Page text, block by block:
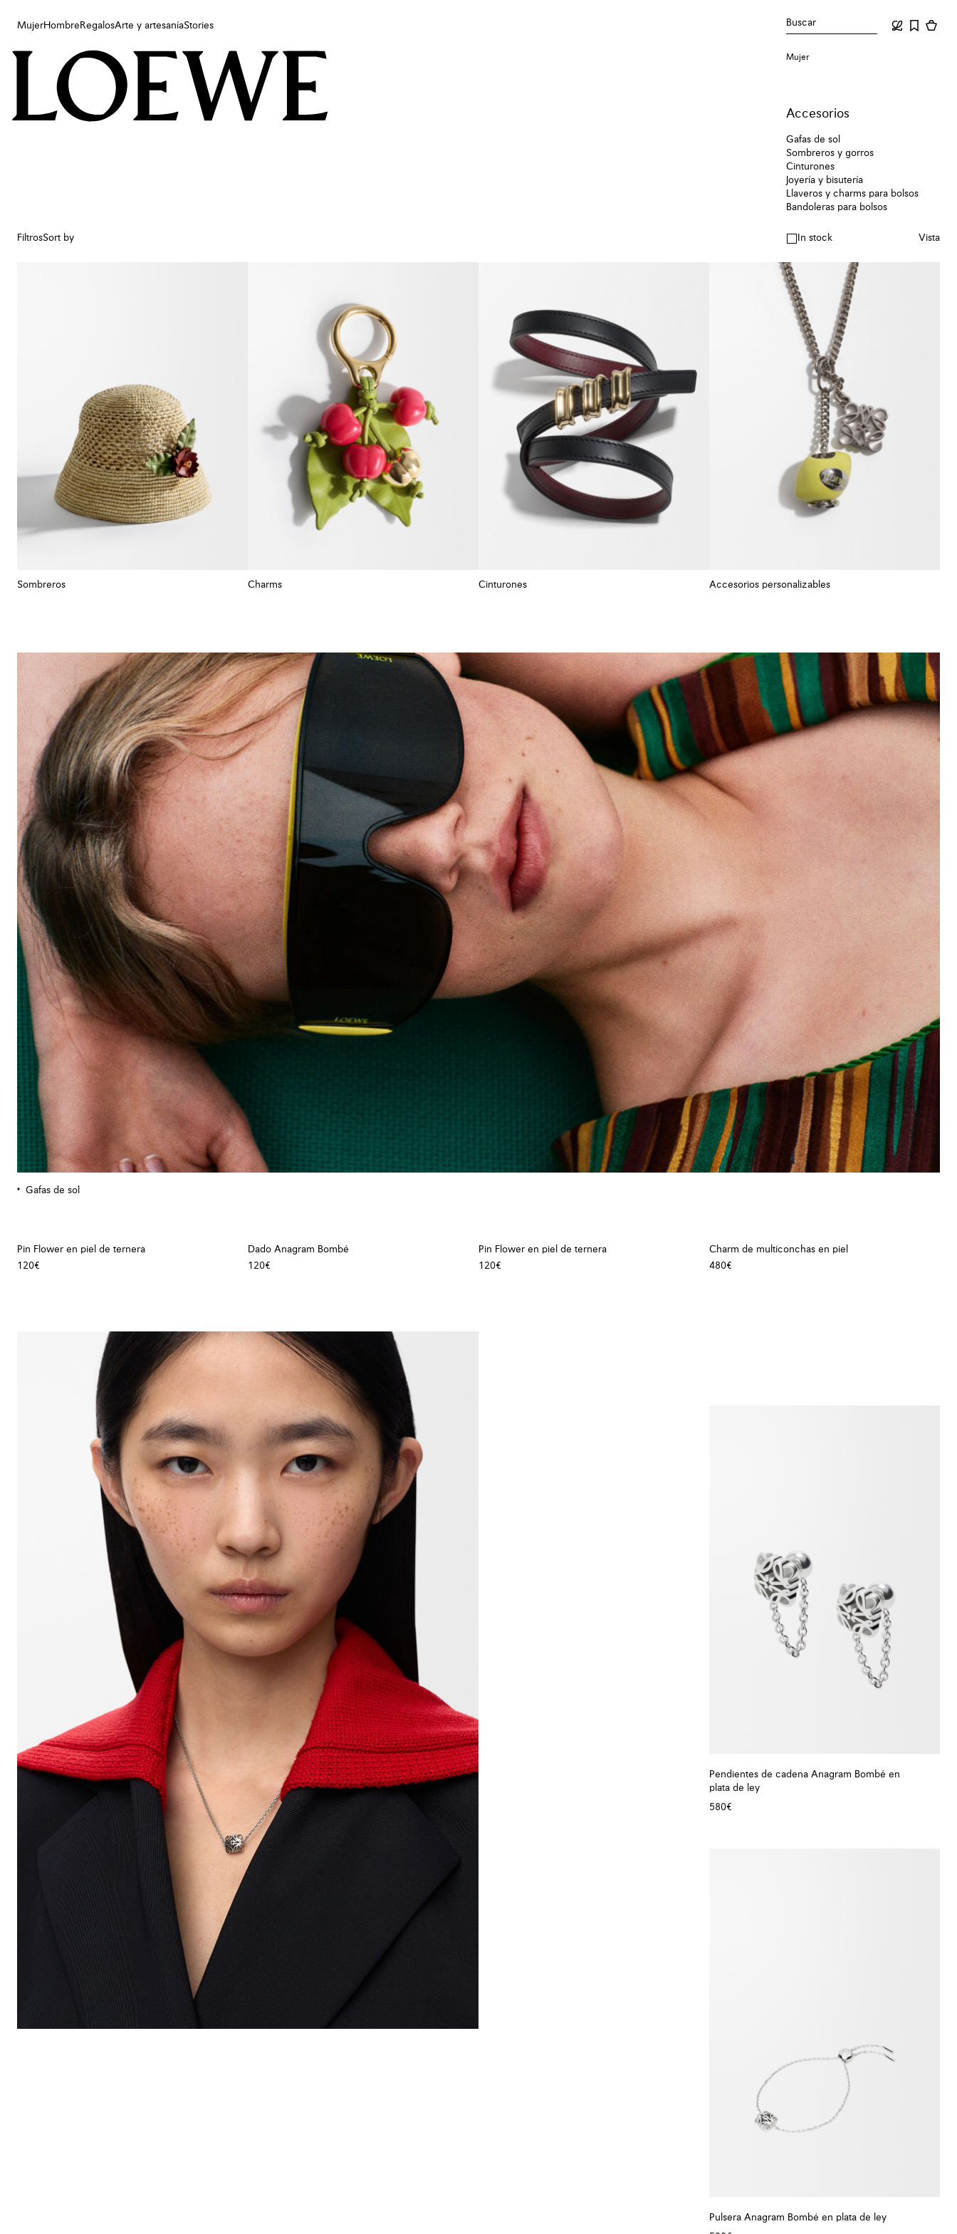
MujerHombre RegalosArte y artesaníaStories Buscar
Mujer
Arte y artesanía
Mujer
Accesorios
Gafas de sol
Sombreros y gorros
Cinturones
Joyería y bisutería
Llaveros y charms para bolsos
Bandoleras para bolsos
FiltrosSort by In stock Vista
Sombreros Charms Cinturones Accesorios personalizables
Gafas de sol
Pin Flower en piel de ternera
120€
Dado Anagram Bombé
120€
Pin Flower en piel de ternera
120€
Charm de multiconchas en piel
480€
Pendientes de cadena Anagram Bombé en
plata de ley
580€
Pulsera Anagram Bombé en plata de ley